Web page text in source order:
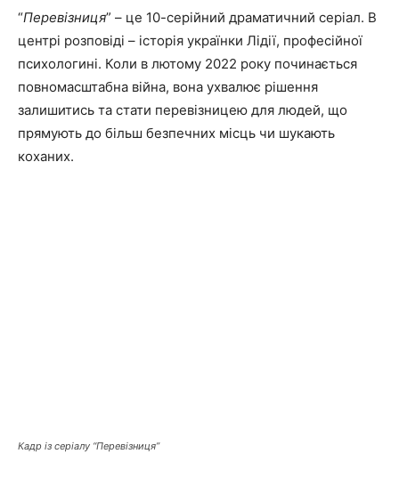
“Перевізниця” – це 10-серійний драматичний серіал. В
центрі розповіді – історія українки Лідії, професійної
психологині. Коли в лютому 2022 року починається
повномасштабна війна, вона ухвалює рішення
залишитись та стати перевізницею для людей, що
прямують до більш безпечних місць чи шукають
коханих.
Кадр із серіалу “Перевізниця”